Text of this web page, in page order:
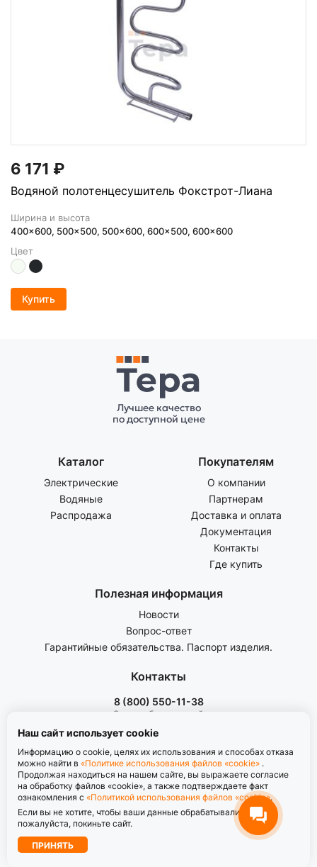
6 171 ₽
Водяной полотенцесушитель Фокстрот-Лиана
Ширина и высота
400x600, 500x500, 500x600, 600x500, 600x600
Цвет
Купить
Лучшее качество
по доступной цене
Каталог
Электрические
Водяные
Распродажа
Покупателям
О компании
Партнерам
Доставка и оплата
Документация
Контакты
Где купить
Полезная информация
Новости
Вопрос-ответ
Гарантийные обязательства. Паспорт изделия.
Контакты
8 (800) 550-11-38
Звонок бесплатный
пн-пт с 8.00 до 17.00
© Производство и продажа полотенцесушителей для ванной
2003-2026 ТЭРА. Все права защищены.
Политика обработки персональных данных
Политика использования файлов «cookie»
Наш сайт использует cookie
Информацию о cookie, целях их использования и способах отказа
можно найти в «Политике использования файлов «cookie» .
Продолжая находиться на нашем сайте, вы выражаете согласие
на обработку файлов «cookie», а также подтверждаете факт
ознакомления с «Политикой использования файлов «cookie».
Если вы не хотите, чтобы ваши данные обрабатывались,
пожалуйста, покиньте сайт.
ПРИНЯТЬ